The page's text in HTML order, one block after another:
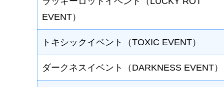
EVENT）
トキシックイベント（TOXIC EVENT）
ダークネスイベント（DARKNESS EVENT）